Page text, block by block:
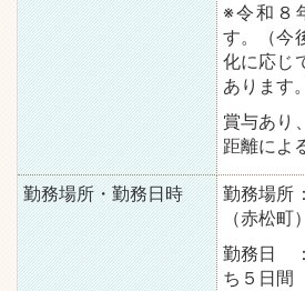
※令和８
す。（今
化に応じ
あります
賞与あり
距離によ
勤務場所・勤務日時
勤務場所
（赤松町）
勤務日
ち５日間